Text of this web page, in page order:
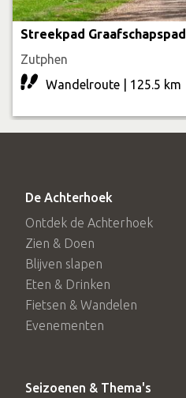
Streekpad Graafschapspad
Zutphen
Wandelroute | 125.5 km
De Achterhoek
Ontdek de Achterhoek
Zien & Doen
Blijven slapen
Eten & Drinken
Fietsen & Wandelen
Evenementen
Seizoenen & Thema's